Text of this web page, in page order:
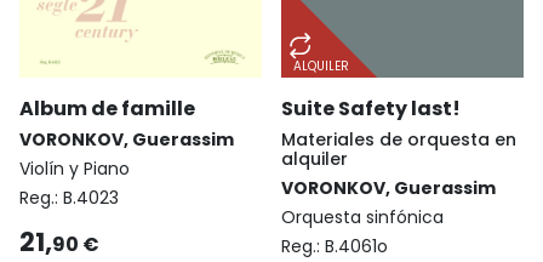
Album de famille
VORONKOV, Guerassim
Violín y Piano
Reg.: B.4023
21,90 €
ALQUILER
Suite Safety last!
Materiales de orquesta en
alquiler
VORONKOV, Guerassim
Orquesta sinfónica
Reg.: B.4061o